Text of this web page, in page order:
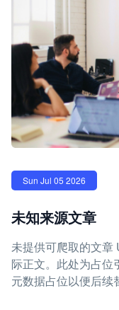
Sun Jul 05 2026
未知来源文章
未提供可爬取的文章
际正文。此处为占位
元数据占位以便后续